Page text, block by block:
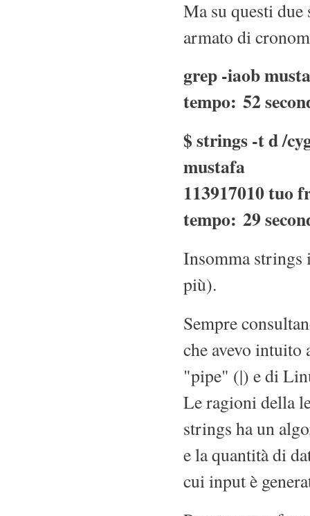
Ma su questi
armato di
grep -iaob
tempo: 52
$ strings -t d /
mustafa
113917010 tuo
tempo: 29
Insomma strings
più).
Sempre
che avevo intuito
"pipe" (|) e di
Le ragioni della
strings ha un
e la quantità di
cui input è